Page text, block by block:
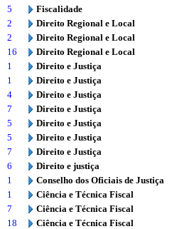
5
Fiscalidade
2
Direito Regional e Local
2
Direito Regional e Local
16
Direito Regional e Local
1
Direito e Justiça
1
Direito e Justiça
4
Direito e Justiça
7
Direito e Justiça
5
Direito e Justiça
5
Direito e Justiça
7
Direito e Justiça
6
Direito e justiça
1
Conselho dos Oficiais de Justiça
1
Ciência e Técnica Fiscal
7
Ciência e Técnica Fiscal
18
Ciência e Técnica Fiscal